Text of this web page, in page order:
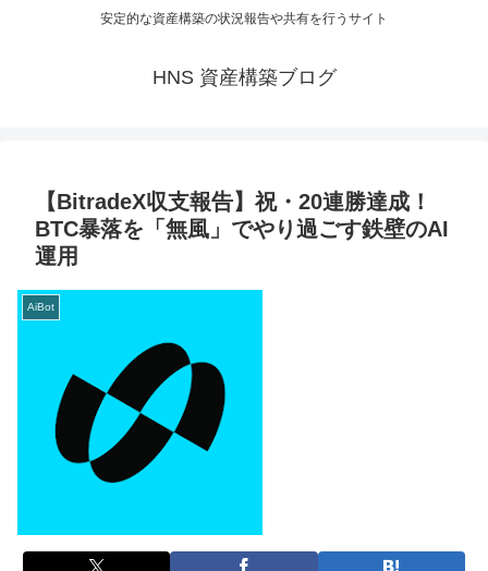
安定的な資産構築の状況報告や共有を行うサイト
HNS 資産構築ブログ
【BitradeX収支報告】祝・20連勝達成！
BTC暴落を「無風」でやり過ごす鉄壁のAI
運用
AiBot